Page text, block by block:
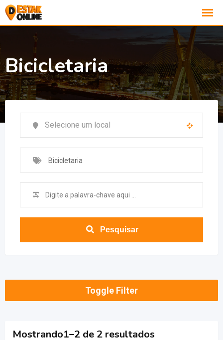
Bicicletaria
Bicicletaria
Pesquisar
Toggle Filter
Mostrando1–2 de 2 resultados